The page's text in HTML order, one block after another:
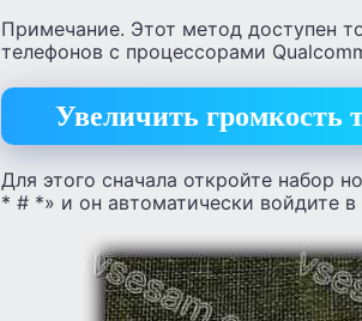
Примечание. Этот метод доступен
телефонов с процессорами
Увеличить громкость
Для этого сначала откройте набор
* # *» и он автоматически войдите